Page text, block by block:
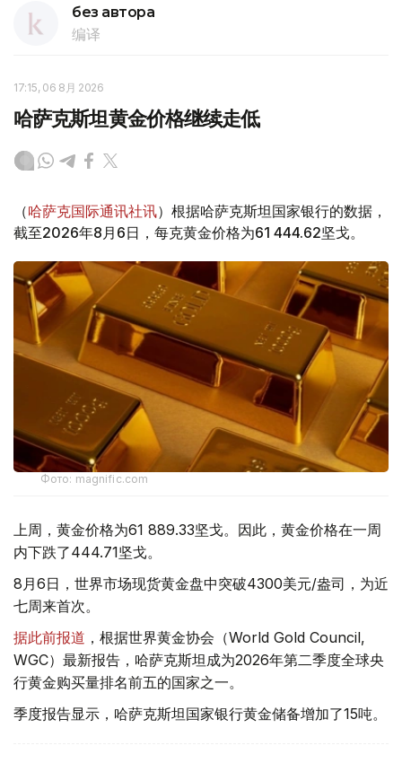
без автора
编译
17:15, 06 8月 2026
哈萨克斯坦黄金价格继续走低
（哈萨克国际通讯社讯）根据哈萨克斯坦国家银行的数据，
截至2026年8月6日，每克黄金价格为61 444.62坚戈。
Фото: magnific.com
上周，黄金价格为61 889.33坚戈。因此，黄金价格在一周
内下跌了444.71坚戈。
8月6日，世界市场现货黄金盘中突破4300美元/盎司，为近
七周来首次。
据此前报道 ，根据世界黄金协会（World Gold Council,
WGC）最新报告，哈萨克斯坦成为2026年第二季度全球央
行黄金购买量排名前五的国家之一。
季度报告显示，哈萨克斯坦国家银行黄金储备增加了15吨。